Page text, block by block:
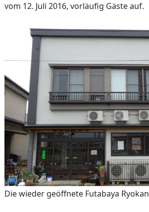
vom 12. Juli 2016, vorläufig Gäste auf.
Die wieder geöffnete Futabaya Ryokan